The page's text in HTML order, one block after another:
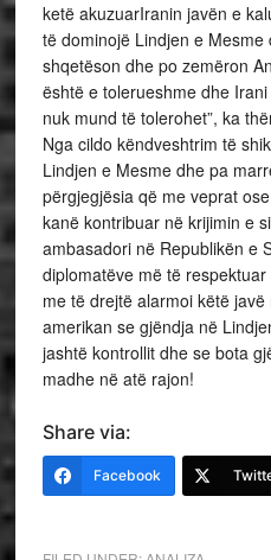
ketë akuzuarIranin javën e
të dominojë Lindjen e Mesme
shqetëson dhe po zemëron
është e tolerueshme dhe
nuk mund të tolerohet”, ka
Nga cildo këndveshtrim të
Lindjen e Mesme dhe pa
përgjegjësia që me veprat
kanë kontribuar në krijimin e
ambasadori në Republikën e
diplomatëve më të
me të drejtë alarmoi këtë
amerikan se gjëndja në
jashtë kontrollit dhe se bota
madhe në atë rajon!
Share via:
Facebook